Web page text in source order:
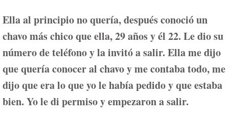
Ella al principio no quería, después conoció un
chavo más chico que ella, 29 años y él 22. Le dio su
número de teléfono y la invitó a salir. Ella me dijo
que quería conocer al chavo y me contaba todo, me
dijo que era lo que yo le había pedido y que estaba
bien. Yo le di permiso y empezaron a salir.